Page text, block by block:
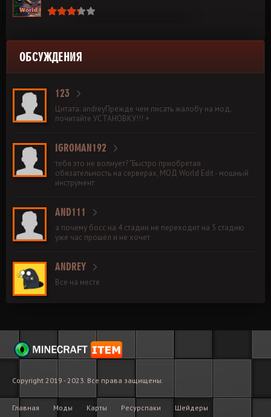
ОБСУЖДЕНИЯ
123
Цитата: andreyПрежде чем писать жалобу на мод,
почитайте УСТАНОВКУ!!! +
IGROMAN192
тебя это не волнует? "Быстро приобретая
обязательность на серверах, МОД World Edit - мощный
инструмент
AND111
а почему босс на 4 стадии не переходит на 5 стадию
уже час прошёл и не хочет
ANDREY
Все на месте
Copyright 2019 - 2023. Все права защищены.
Главная Моды Карты Ресурспаки Шейдеры